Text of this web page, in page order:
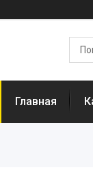
Главная